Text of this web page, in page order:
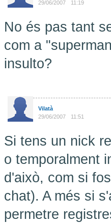
29/06/2007 11:19
No és pas tant
com a
insulto?
Vilatà
29/06/2007
11:51
Si tens un nick
o temporalment
d'això, com si
chat). A més si
permetre